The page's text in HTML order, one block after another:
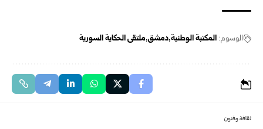
الوسوم: المكتبة الوطنية دمشق ملتقى الحكاية السورية
ثقافة وفنون